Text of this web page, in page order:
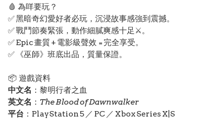
🩸 為咩要玩？
✅ 黑暗奇幻愛好者必玩，沉浸故事感強到震撼。
✅ 戰鬥節奏緊張，動作細膩爽感十足⚔️。
✅ Epic 畫質 + 電影級聲效 = 完全享受。
✅ 《巫師》班底出品，質量保證。
📦 遊戲資料
中文名 ：黎明行者之血
英文名 ： The Blood of Dawnwalker
平台 ：PlayStation 5 ／ PC ／ Xbox Series X|S